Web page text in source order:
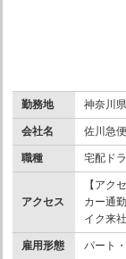
勤務地 神奈川
会社名 佐川急
職種 宅配ド
アクセス
【アク
カー通
イク来
雇用形態 パート